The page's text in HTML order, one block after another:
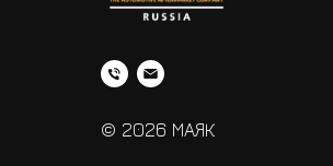
© 2026 МАЯК